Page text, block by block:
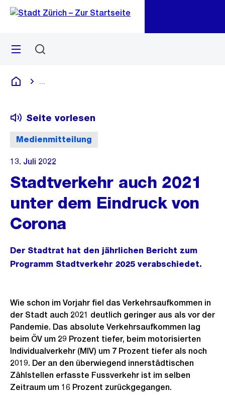
Navigation
Sprunglink
Menü
Deutsch
Medienmitteilung
Seite vorlesen
13. Juli 2022
Stadtverkehr auch 2021
unter dem Eindruck von
Corona
Der Stadtrat hat den jährlichen Bericht zum
Programm Stadtverkehr 2025 verabschiedet.
Wie schon im Vorjahr fiel das Verkehrsaufkommen in
der Stadt auch 2021 deutlich geringer aus als vor der
Pandemie. Das absolute Verkehrsaufkommen lag
beim ÖV um 29 Prozent tiefer, beim motorisierten
Individualverkehr (MIV) um 7 Prozent tiefer als noch
2019. Der an den überwiegend innerstädtischen
Zählstellen erfasste Fussverkehr ist im selben
Zeitraum um 16 Prozent zurückgegangen.